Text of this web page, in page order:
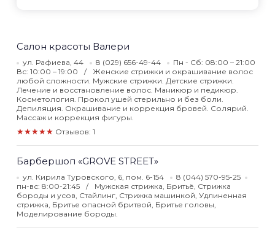
Салон красоты Валери
ул. Рафиева, 44 8 (029) 656-49-44
Пн - Сб: 08:00 – 21:00
Вс: 10:00 – 19:00
Женские стрижки и окрашивание волос
любой сложности. Мужские стрижки. Детские стрижки.
Лечение и восстановление волос. Маникюр и педикюр.
Косметология. Прокол ушей стерильно и без боли.
Депиляция. Окрашивание и коррекция бровей. Солярий.
Массаж и коррекция фигуры.
★★★★★ Отзывов: 1
Барбершоп «GROVE STREET»
ул. Кирила Туровского, 6, пом. 6-154
8 (044) 570-95-25
пн-вс: 8:00-21:45
Мужская стрижка, Бритьё, Стрижка
бороды и усов, Стайлинг, Стрижка машинкой, Удлиненная
стрижка, Бритье опасной бритвой, Бритье головы,
Моделирование бороды.